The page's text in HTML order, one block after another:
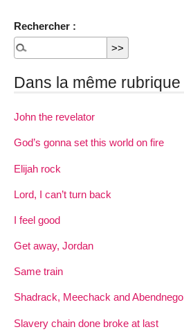
Rechercher :
Dans la même rubrique
John the revelator
God’s gonna set this world on fire
Elijah rock
Lord, I can’t turn back
I feel good
Get away, Jordan
Same train
Shadrack, Meechack and Abendnego
Slavery chain done broke at last